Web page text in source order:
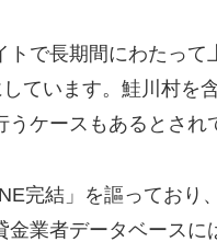
で長期間にわたっ
ています。鮭川村を
ケースもあるとされ
完結」を謳っており
業者データベース